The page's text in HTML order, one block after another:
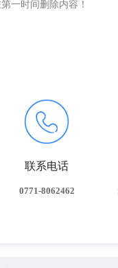
一时间删除内容！
联系电话
0771-8062462